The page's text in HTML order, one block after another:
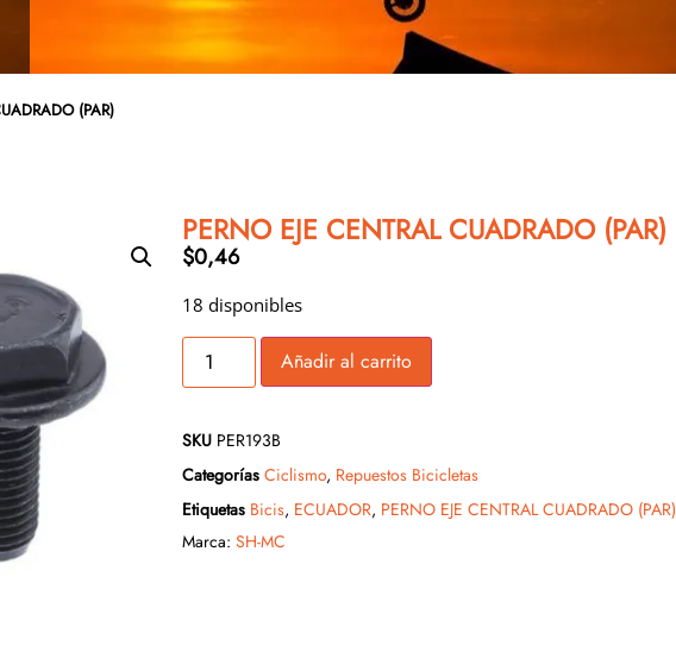
(PAR)
PERNO EJE CENTRAL CUADRADO (PAR)
$0,46
18 disponibles
Añadir al carrito
SKU PER193B
Categorías Ciclismo, Repuestos Bicicletas
Etiquetas Bicis, ECUADOR, PERNO EJE CENTRAL CUADRADO (PAR)
Marca: SH-MC